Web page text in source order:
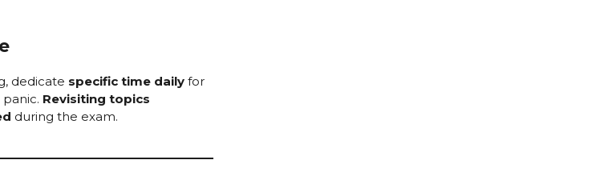
dedicate specific time daily for
Revisiting topics
during the exam.